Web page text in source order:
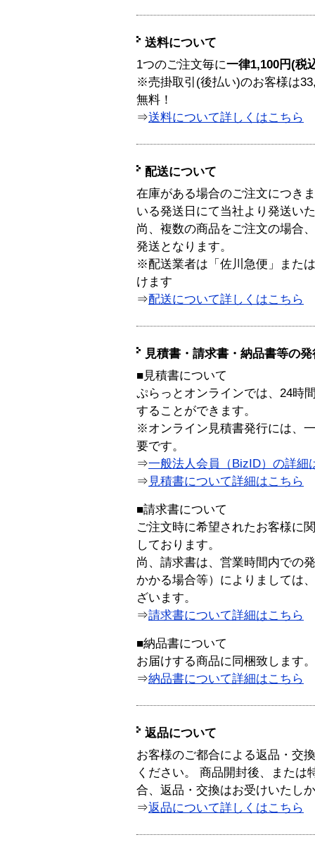
送料について
1つのご注文毎に一律1,100円(税
※売掛取引(後払い)のお客様は
無料！
⇒送料について詳しくはこちら
配送について
在庫がある場合のご注文につき
いる発送日にて当社より発送い
尚、複数の商品をご注文の場合
発送となります。
※配送業者は「佐川急便」また
けます
⇒配送について詳しくはこちら
見積書・請求書・納品書等の
■見積書について
ぷらっとオンラインでは、24時
することができます。
※オンライン見積書発行には、
要です。
⇒一般法人会員（BizID）の詳細
⇒ 見積書について詳細はこちら
■請求書について
ご注文時に希望されたお客様に
しております。
尚、請求書は、営業時間内での
かかる場合等）によりましては
ざいます。
⇒請求書について詳細はこちら
■納品書について
お届けする商品に同梱致します。
⇒納品書について詳細はこちら
返品について
お客様のご都合による返品・交
ください。 商品開封後、または
合、返品・交換はお受けいたし
⇒返品について詳しくはこちら